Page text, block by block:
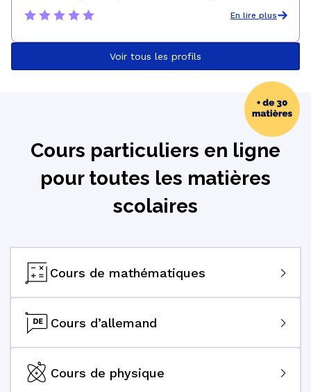
En lire plus
Voir tous les profils
Cours particuliers en ligne
pour toutes les matières
scolaires
Cours de mathématiques
Cours d’allemand
Cours de physique